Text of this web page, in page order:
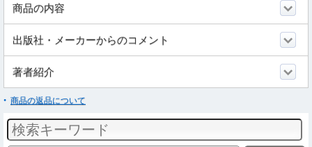
商品の内容
出版社・メーカーからのコメント
著者紹介
商品の返品について